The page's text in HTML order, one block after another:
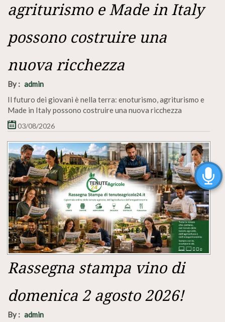
agriturismo e Made in Italy
possono costruire una
nuova ricchezza
By : admin
Il futuro dei giovani è nella terra: enoturismo, agriturismo e
Made in Italy possono costruire una nuova ricchezza
03/08/2026
Rassegna stampa vino di
domenica 2 agosto 2026!
By : admin